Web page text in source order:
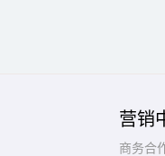
营销
商务合